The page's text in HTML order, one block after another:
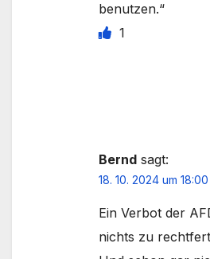
benutzen.“
1
Bernd sagt:
18. 10. 2024 um
Ein Verbot der
nichts zu